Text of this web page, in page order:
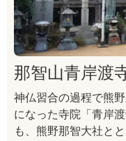
那智山青岸渡
神仏習合の過程で熊
になった寺院「青岸
も、熊野那智大社と